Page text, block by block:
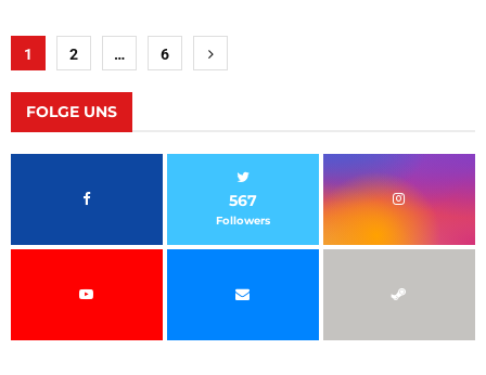
Seitennummerierung
der
Beiträge
1 2 … 6
FOLGE UNS
567
Followers